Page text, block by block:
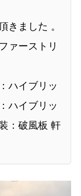
きました 。
ーストリ
ハイブリッ
ハイブリッ
：破風板 軒